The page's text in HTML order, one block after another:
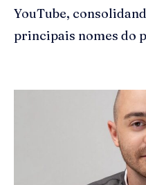
YouTube,
principais nomes do